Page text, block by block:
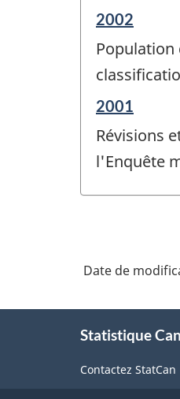
Période
référence
de
-
2002
Population
Période
référence
de
changement
-
2001
Révisions
l'Enquête
Date de
Statistique
Contactez StatCan